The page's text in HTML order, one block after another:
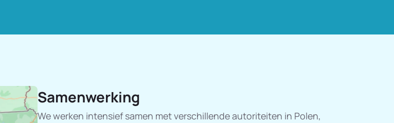
Samenwerking
We werken intensief samen met verschillende autoriteiten in Polen,